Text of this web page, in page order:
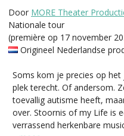
Door MORE Theater
Nationale tour
(première op 17 november
Origineel Nederlandse
Soms kom je precies op
plek terecht. Of andersom.
toevallig autisme heeft,
over. Stoornis of my Life is
verrassend herkenbare